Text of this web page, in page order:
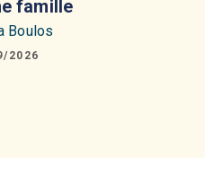
famille
Boulos
2026